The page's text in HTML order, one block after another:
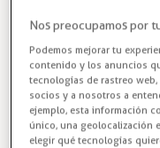
Nos preocupamos por
Podemos mejorar tu
contenido y los anuncios
tecnologías de rastreo
socios y a nosotros a
ejemplo, esta información
único, una geolocalización
elegir qué tecnologías